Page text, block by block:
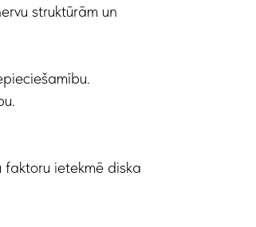
struktūrām un
ietekmē diska